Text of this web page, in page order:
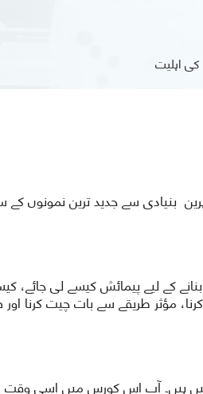
کی اہلیت
بنیادی سے جدید ترین نمونوں
کے لیے پیمائش کیسے لی جائے،
مؤثر طریقے سے بات چیت کرنا
آپ اس کورس میں اسی وقت